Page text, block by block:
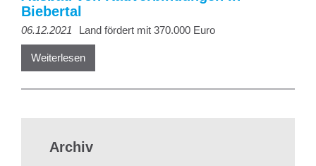
Biebertal
06.12.2021 Land fördert mit 370.000 Euro
Weiterlesen
Archiv